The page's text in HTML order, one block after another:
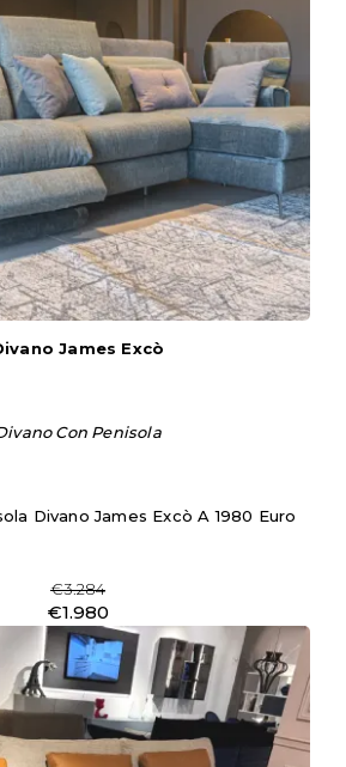
James Excò
Con Penisola
Divano James Excò A 1980 Euro
€3.284
€1.980